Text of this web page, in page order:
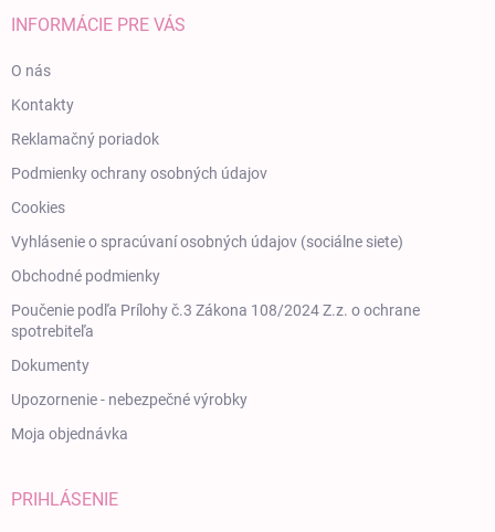
INFORMÁCIE PRE VÁS
O nás
Kontakty
Reklamačný poriadok
Podmienky ochrany osobných údajov
Cookies
Vyhlásenie o spracúvaní osobných údajov (sociálne siete)
Obchodné podmienky
Poučenie podľa Prílohy č.3 Zákona 108/2024 Z.z. o ochrane
spotrebiteľa
Dokumenty
Upozornenie - nebezpečné výrobky
Moja objednávka
PRIHLÁSENIE